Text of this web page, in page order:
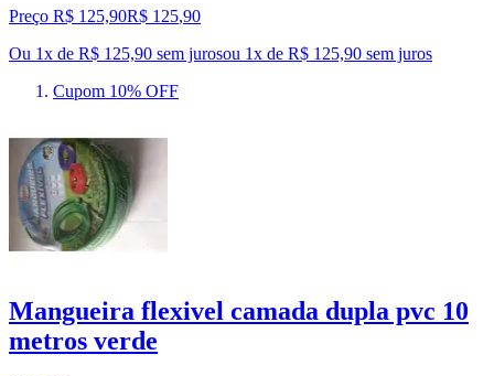
Preço R$ 125,90R$ 125,90
Ou 1x de R$ 125,90 sem jurosou 1x de R$ 125,90 sem juros
Cupom 10% OFF
Mangueira flexivel camada dupla pvc 10
metros verde